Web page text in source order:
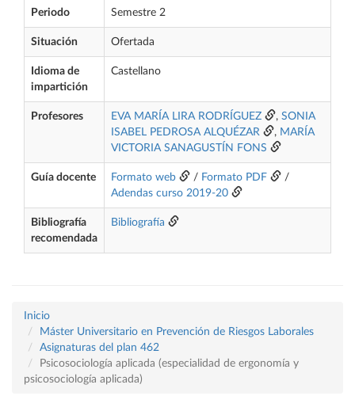
Periodo Semestre 2
Situación Ofertada
Idioma de
impartición
Castellano
Profesores EVA MARÍA LIRA RODRÍGUEZ , SONIA
ISABEL PEDROSA ALQUÉZAR
, MARÍA
VICTORIA SANAGUSTÍN FONS
Guía docente Formato web / Formato PDF
/
Adendas curso 2019-20
Bibliografía
recomendada
Bibliografía
Inicio
Máster Universitario en Prevención de Riesgos Laborales
Asignaturas del plan 462
Psicosociología aplicada (especialidad de ergonomía y
psicosociología aplicada)